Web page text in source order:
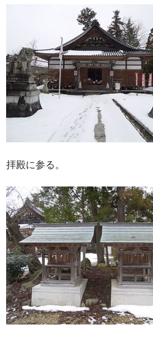
拝殿に参る。